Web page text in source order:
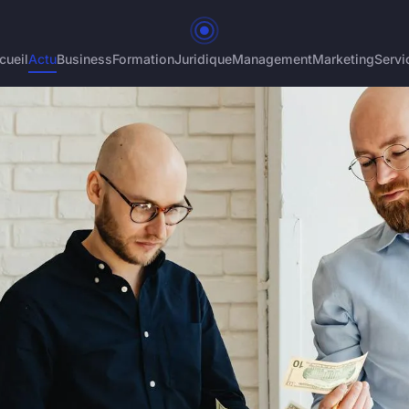
ActuBusinessFormationJuridiqueManagementMarketing